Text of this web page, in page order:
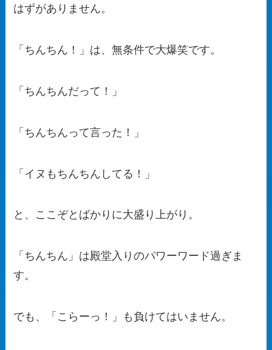
はずがありません。
「ちんちん！」は、無条件で大爆笑です。
「ちんちんだって！」
「ちんちんって言った！」
「イヌもちんちんしてる！」
と、ここぞとばかりに大盛り上がり。
「ちんちん」は殿堂入りのパワーワード過ぎま
す。
でも、「こらーっ！」も負けてはいません。